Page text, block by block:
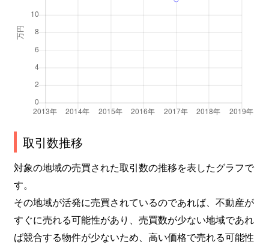
取引数推移
対象の地域の売買された取引数の推移を表したグラフで
す。
その地域が活発に売買されているのであれば、不動産が
すぐに売れる可能性があり、売買数が少ない地域であれ
ば競合する物件が少ないため、高い価格で売れる可能性